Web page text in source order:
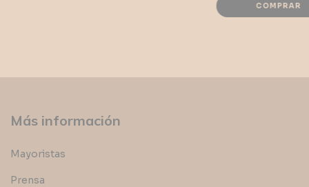
COMPRAR
Más información
Mayoristas
Prensa